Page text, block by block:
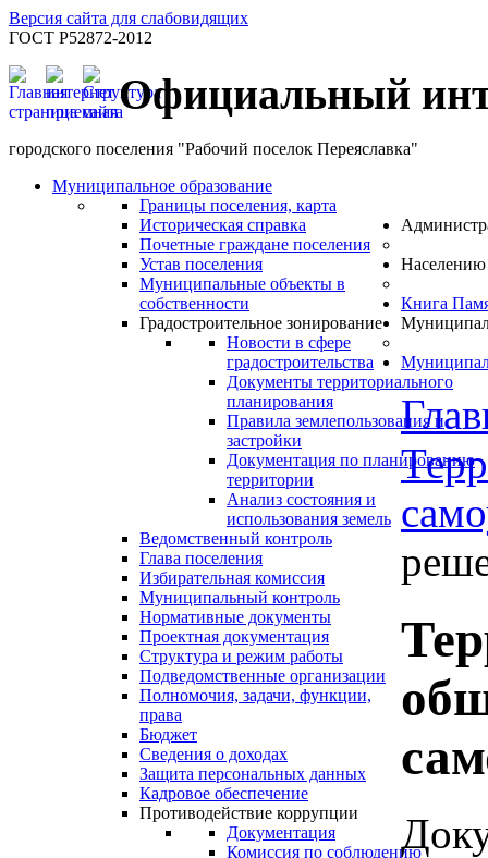
Версия сайта для слабовидящих
ГОСТ Р52872-2012
Официальный
городского поселения "Рабочий поселок Переяславка"
Муниципальное образование
Границы поселения, карта
Историческая справка
Почетные граждане поселения
Устав поселения
Муниципальные объекты в
собственности
Градостроительное зонирование
Новости в сфере
градостроительства
Документы территориального
планирования
Правила землепользования и
застройки
Документация по планированию
территории
Анализ состояния и
использования земель
Ведомственный контроль
Глава поселения
Избирательная комиссия
Муниципальный контроль
Нормативные документы
Проектная документация
Структура и режим работы
Подведомственные организации
Полномочия, задачи, функции,
права
Бюджет
Сведения о доходах
Защита персональных данных
Кадровое обеспечение
Противодействие коррупции
Документация
Комиссия по соблюдению
Населению
Книга